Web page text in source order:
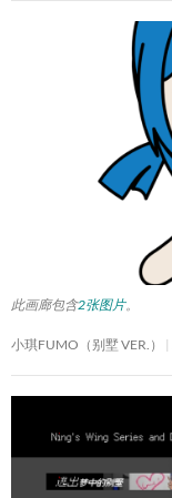
此画廊包含2张图片。
小琪FUMO（别墅 VER.）